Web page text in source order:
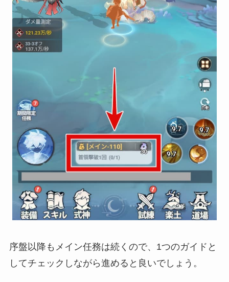
序盤以降もメイン任務は続くので、1つのガイドと
してチェックしながら進めると良いでしょう。